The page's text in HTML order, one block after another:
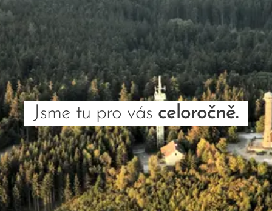
Jsme tu pro vás celoročně.